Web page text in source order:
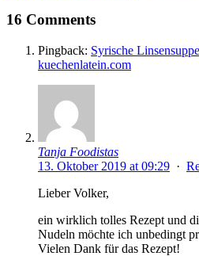
16 Comments
Pingback: Syrische
kuechenlatein.com
Tanja Foodistas
13. Oktober 2019 at 09:29 ·
Lieber Volker,
ein wirklich tolles Rezept und
Nudeln möchte ich unbedingt
Vielen Dank für das Rezept!